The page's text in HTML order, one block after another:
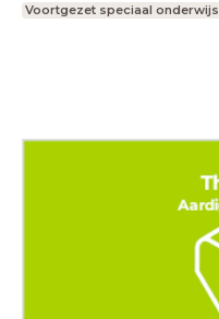
Voortgezet speciaal onderwijs